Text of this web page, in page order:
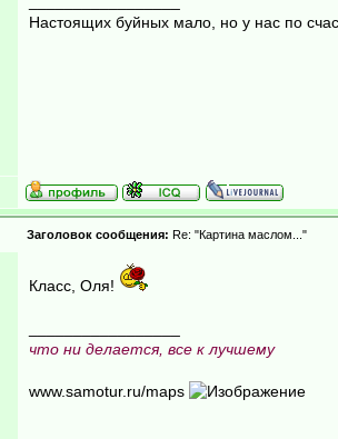
Настоящих буйных мало, но у нас по
Заголовок сообщения: Re: "Картина маслом..."
Класс, Оля!
что ни делается, все к лучшему
www.samotur.ru/maps